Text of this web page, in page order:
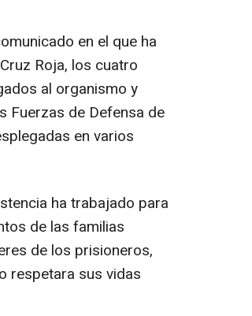
en el que ha
Roja, los cuatro
al organismo y
Fuerzas de Defensa de
en varios
ha trabajado para
de las familias
de los prisioneros,
respetara sus vidas